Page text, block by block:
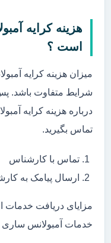
هزینه کرایه
است ؟
میزان هزینه کرایه
شرایط متفاوت باشد.
درباره هزینه کرایه
تماس بگیرید.
تماس با کارشناس
ارسال پیامک به
مزایای دریافت خدمات
خدمات آمبولانس ساری